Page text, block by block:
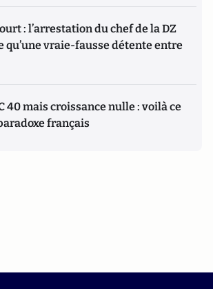
: l’arrestation du chef de la DZ
qu’une vraie-fausse détente entre
40 mais croissance nulle : voilà ce
français